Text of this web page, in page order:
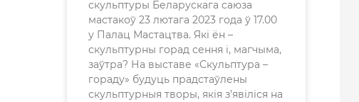
скульптуры Беларускага саюза
мастакоў 23 лютага 2023 года ў 17.00
у Палац Мастацтва. Які ён –
скульптурны горад сення і, магчыма,
заўтра? На выставе «Скульптура –
гораду» будуць прадстаўлены
скульптурныя творы, якія з’явіліся на